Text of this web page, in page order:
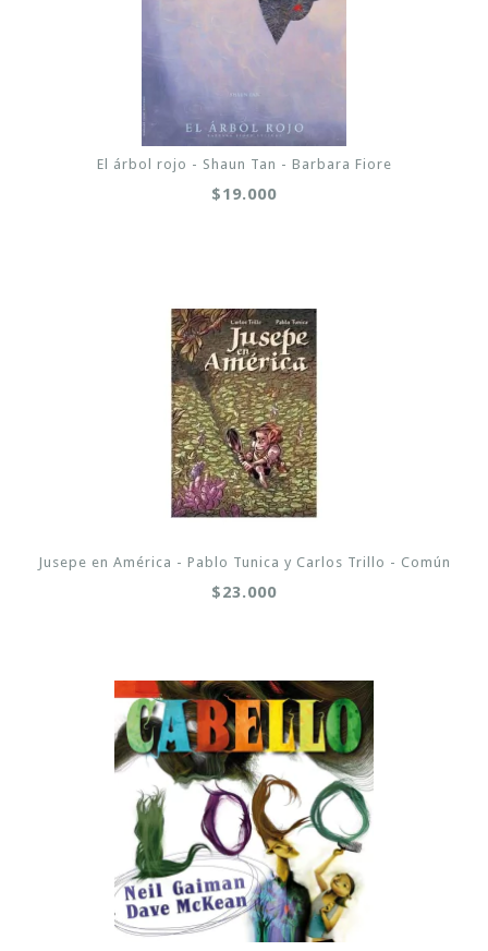
El árbol rojo - Shaun Tan - Barbara Fiore
$19.000
Jusepe en América - Pablo Tunica y Carlos Trillo - Común
$23.000